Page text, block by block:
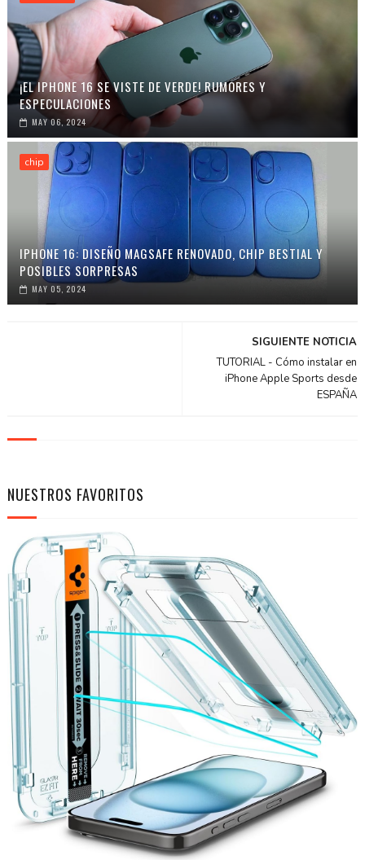
¡EL IPHONE 16 SE VISTE DE VERDE! RUMORES Y
ESPECULACIONES
MAY 06, 2024
chip
IPHONE 16: DISEÑO MAGSAFE RENOVADO, CHIP BESTIAL Y
POSIBLES SORPRESAS
MAY 05, 2024
SIGUIENTE NOTICIA
TUTORIAL - Cómo instalar en
iPhone Apple Sports desde
ESPAÑA
NUESTROS FAVORITOS